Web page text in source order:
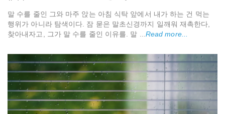
말 수를 줄인 그와 마주 앉는 아침 식탁 앞에서 내가 하는 건 먹는
행위가 아니라 탐색이다. 잠 묻은 말초신경까지 일깨워 재촉한다,
찾아내자고, 그가 말 수를 줄인 이유를. 말 ... Read more...